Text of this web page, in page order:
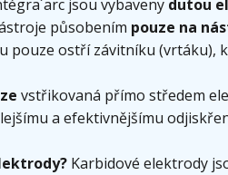
jsou vybaveny dutou
působením pouze na
pouze ostří závitníku (vrtáku),
vstřikovaná přímo středem
a efektivnějšímu
Karbidové elektrody